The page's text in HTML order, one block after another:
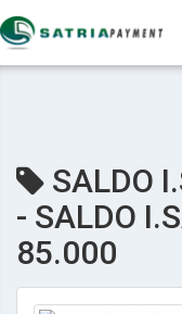
SALDO
- SALDO
85.000